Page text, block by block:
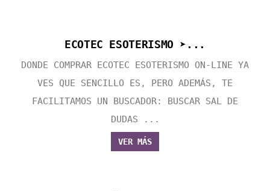
ECOTEC ESOTERISMO ➤...
DONDE COMPRAR ECOTEC ESOTERISMO ON-LINE YA
VES QUE SENCILLO ES, PERO ADEMÁS, TE
FACILITAMOS UN BUSCADOR: BUSCAR SAL DE
DUDAS ...
VER MÁS